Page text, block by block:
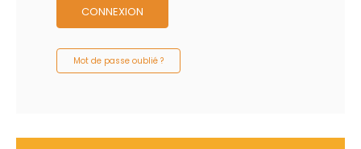
CONNEXION
Mot de passe oublié ?